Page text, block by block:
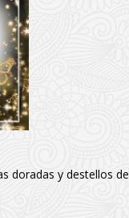
doradas y destellos de